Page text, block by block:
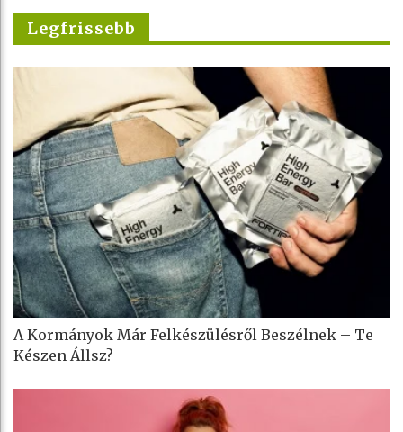
Legfrissebb
A Kormányok Már Felkészülésről Beszélnek – Te
Készen Állsz?